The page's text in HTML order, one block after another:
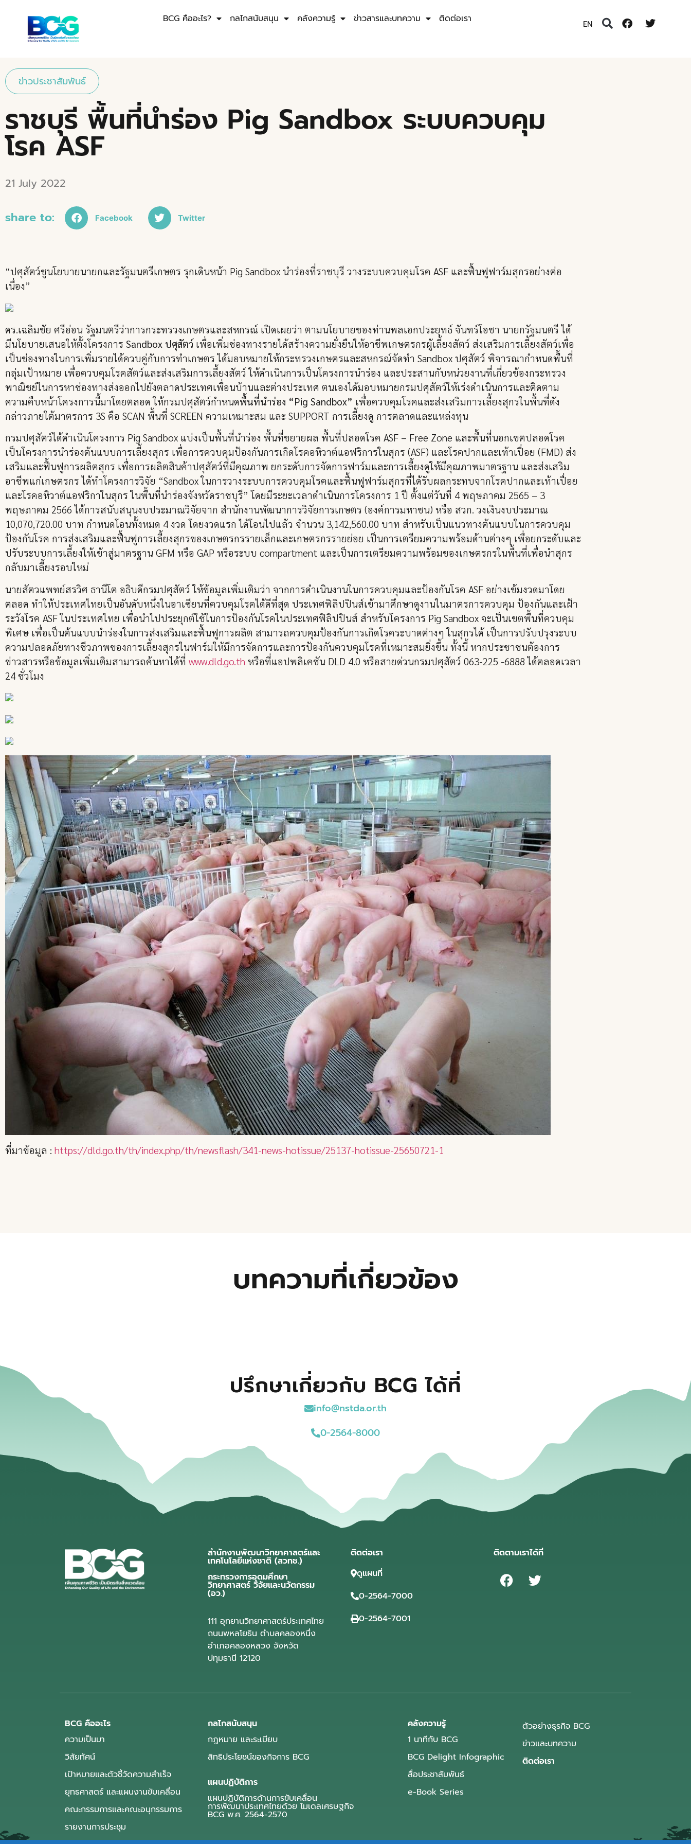
BCG คืออะไร? กลไกสนับสนุน คลังความรู้ ข่าวสารและบทความ ติดต่อเรา EN
ข่าวประชาสัมพันธ์
ราชบุรี พื้นที่นำร่อง Pig Sandbox ระบบควบคุม
โรค ASF
21 July 2022
share to: Facebook Twitter
“ปศุสัตว์ชูนโยบายนายกและรัฐมนตรีเกษตร รุกเดินหน้า Pig Sandbox นำร่องที่ราชบุรี วางระบบควบคุมโรค ASF และฟื้นฟูฟาร์มสุกรอย่างต่อ
เนื่อง”
ดร.เฉลิมชัย ศรีอ่อน รัฐมนตรีว่าการกระทรวงเกษตรและสหกรณ์ เปิดเผยว่า ตามนโยบายของท่านพลเอกประยุทธ์ จันทร์โอชา นายกรัฐมนตรี ได้
มีนโยบายเสนอให้ตั้งโครงการ Sandbox ปศุสัตว์ เพื่อเพิ่มช่องทางรายได้สร้างความยั่งยืนให้อาชีพเกษตรกรผู้เลี้ยงสัตว์ ส่งเสริมการเลี้ยงสัตว์เพื่อ
เป็นช่องทางในการเพิ่มรายได้ควบคู่กับการทำเกษตร ได้มอบหมายให้กระทรวงเกษตรและสหกรณ์จัดทำ Sandbox ปศุสัตว์ พิจารณากำหนดพื้นที่
กลุ่มเป้าหมาย เพื่อควบคุมโรคสัตว์และส่งเสริมการเลี้ยงสัตว์ ให้ดำเนินการเป็นโครงการนำร่อง และประสานกับหน่วยงานที่เกี่ยวข้องกระทรวง
พาณิชย์ในการหาช่องทางส่งออกไปยังตลาดประเทศเพื่อนบ้านและต่างประเทศ ตนเองได้มอบหมายกรมปศุสัตว์ให้เร่งดำเนินการและติดตาม
ความคืบหน้าโครงการนี้มาโดยตลอด ให้กรมปศุสัตว์กำหนดพื้นที่นำร่อง “Pig Sandbox” เพื่อควบคุมโรคและส่งเสริมการเลี้ยงสุกรในพื้นที่ดัง
กล่าวภายใต้มาตรการ 3S คือ SCAN พื้นที่ SCREEN ความเหมาะสม และ SUPPORT การเลี้ยงดู การตลาดและแหล่งทุน
กรมปศุสัตว์ได้ดำเนินโครงการ Pig Sandbox แบ่งเป็นพื้นที่นำร่อง พื้นที่ขยายผล พื้นที่ปลอดโรค ASF – Free Zone และพื้นที่นอกเขตปลอดโรค
เป็นโครงการนำร่องต้นแบบการเลี้ยงสุกร เพื่อการควบคุมป้องกันการเกิดโรคอหิวาต์แอฟริการในสุกร (ASF) และโรคปากและเท้าเปื่อย (FMD) ส่ง
เสริมและฟื้นฟูการผลิตสุกร เพื่อการผลิตสินค้าปศุสัตว์ที่มีคุณภาพ ยกระดับการจัดการฟาร์มและการเลี้ยงดูให้มีคุณภาพมาตรฐาน และส่งเสริม
อาชีพแก่เกษตรกร ได้ทำโครงการวิจัย “Sandbox ในการวางระบบการควบคุมโรคและฟื้นฟูฟาร์มสุกรที่ได้รับผลกระทบจากโรคปากและเท้าเปื่อย
และโรคอหิวาต์แอฟริกาในสุกร ในพื้นที่นำร่องจังหวัดราชบุรี” โดยมีระยะเวลาดำเนินการโครงการ 1 ปี ตั้งแต่วันที่ 4 พฤษภาคม 2565 – 3
พฤษภาคม 2566 ได้การสนับสนุนงบประมาณวิจัยจาก สำนักงานพัฒนาการวิจัยการเกษตร (องค์การมหาชน) หรือ สวก. วงเงินงบประมาณ
10,070,720.00 บาท กำหนดโอนทั้งหมด 4 งวด โดยงวดแรก ได้โอนไปแล้ว จำนวน 3,142,560.00 บาท สำหรับเป็นแนวทางต้นแบบในการควบคุม
ป้องกันโรค การส่งเสริมและฟื้นฟูการเลี้ยงสุกรของเกษตรกรรายเล็กและเกษตรกรรายย่อย เป็นการเตรียมความพร้อมด้านต่างๆ เพื่อยกระดับและ
ปรับระบบการเลี้ยงให้เข้าสู่มาตรฐาน GFM หรือ GAP หรือระบบ compartment และเป็นการเตรียมความพร้อมของเกษตรกรในพื้นที่เพื่อนำสุกร
กลับมาเลี้ยงรอบใหม่
นายสัตวแพทย์สรวิศ ธานีโต อธิบดีกรมปศุสัตว์ ให้ข้อมูลเพิ่มเติมว่า จากการดำเนินงานในการควบคุมและป้องกันโรค ASF อย่างเข้มงวดมาโดย
ตลอด ทำให้ประเทศไทยเป็นอันดับหนึ่งในอาเซียนที่ควบคุมโรคได้ดีที่สุด ประเทศฟิลิปปินส์เข้ามาศึกษาดูงานในมาตรการควบคุม ป้องกันและเฝ้า
ระวังโรค ASF ในประเทศไทย เพื่อนำไปประยุกต์ใช้ในการป้องกันโรคในประเทศฟิลิปปินส์ สำหรับโครงการ Pig Sandbox จะเป็นเขตพื้นที่ควบคุม
พิเศษ เพื่อเป็นต้นแบบนำร่องในการส่งเสริมและฟื้นฟูการผลิต สามารถควบคุมป้องกันการเกิดโรคระบาดต่างๆ ในสุกรได้ เป็นการปรับปรุงระบบ
ความปลอดภัยทางชีวภาพของการเลี้ยงสุกรในฟาร์มให้มีการจัดการและการป้องกันควบคุมโรคที่เหมาะสมยิ่งขึ้น ทั้งนี้ หากประชาชนต้องการ
ข่าวสารหรือข้อมูลเพิ่มเติมสามารถค้นหาได้ที่ www.dld.go.th หรือที่แอปพลิเคชัน DLD 4.0 หรือสายด่วนกรมปศุสัตว์ 063-225 -6888 ได้ตลอดเวลา
24 ชั่วโมง
ที่มาข้อมูล : https://dld.go.th/th/index.php/th/newsflash/341-news-hotissue/25137-hotissue-25650721-1
บทความที่เกี่ยวข้อง
ปรึกษาเกี่ยวกับ BCG ได้ที่
info@nstda.or.th
0-2564-8000
สำนักงานพัฒนาวิทยาศาสตร์และ
เทคโนโลยีแห่งชาติ (สวทช.)
กระทรวงการอุดมศึกษา
วิทยาศาสตร์ วิจัยและนวัตกรรม
(อว.)
111 อุทยานวิทยาศาสตร์ประเทศไทย
ถนนพหลโยธิน ตำบลคลองหนึ่ง
อำเภอคลองหลวง จังหวัด
ปทุมธานี 12120
ติดต่อเรา
ดูแผนที่
0-2564-7000
0-2564-7001
ติดตามเราได้ที่
BCG คืออะไร
ความเป็นมา
วิสัยทัศน์
เป้าหมายและตัวชี้วัดความสำเร็จ
ยุทธศาสตร์ และแผนงานขับเคลื่อน
คณะกรรมการและคณะอนุกรรมการ
รายงานการประชุม
กลไกสนับสนุน
กฎหมาย และระเบียบ
สิทธิประโยชน์ของกิจการ BCG
แผนปฏิบัติการ
แผนปฏิบัติการด้านการขับเคลื่อน
การพัฒนาประเทศไทยด้วย โมเดลเศรษฐกิจ
BCG พ.ศ. 2564-2570
คลังความรู้
1 นาทีกับ BCG
BCG Delight Infographic
สื่อประชาสัมพันธ์
e-Book Series
ตัวอย่างธุรกิจ BCG
ข่าวและบทความ
ติดต่อเรา